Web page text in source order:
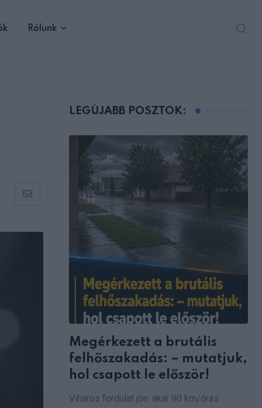
Rólunk
Share
Email
LEGÚJABB POSZTOK:
Megérkezett a brutális
felhőszakadás: – mutatjuk,
hol csapott le először!
Viharos fordulat jön: akár 90 km/órás